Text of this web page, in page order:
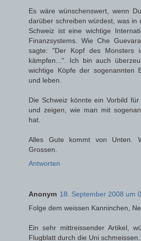
Es wäre wünschenswert, wenn
darüber schreiben würdest, was in
Schweiz ist eine wichtige
Finanzsystems. Wie Che
sagte: "Der Kopf des Monsters
kämpfen...". Ich bin auch
wichtige Köpfe der sogenannten
und leben.
Die Schweiz könnte ein Vorbild
und zeigen, wie man mit
hat.
Alles Gute kommt von Unten.
Grossen.
Antworten
Anonym 18. September 2008 um
Folge dem weissen Kanninchen,
Ein sehr mittreissender Artikel,
Flugblatt durch die Uni